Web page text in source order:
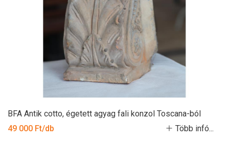
BFA Antik cotto, égetett agyag fali konzol Toscana-ból
49 000 Ft/db
Több infó...